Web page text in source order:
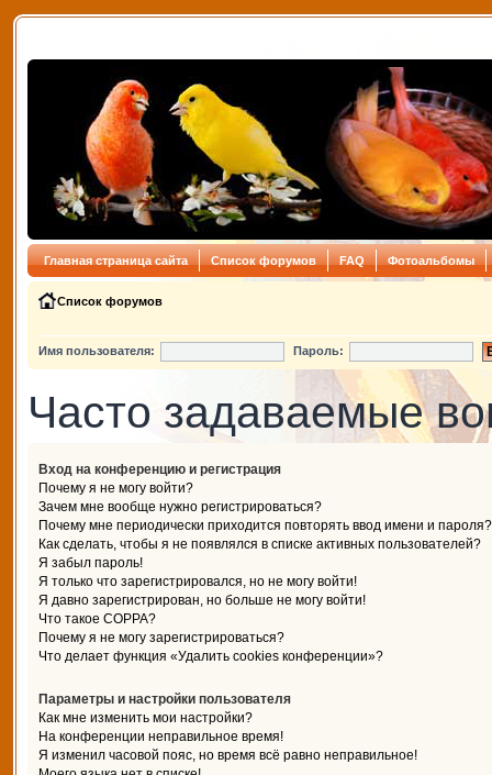
Главная страница сайта Список форумов FAQ Фотоальбомы
Список форумов
Имя пользователя: Пароль:
Часто задаваемые
Вход на конференцию и регистрация
Почему я не могу войти?
Зачем мне вообще нужно регистрироваться?
Почему мне периодически приходится повторять ввод имени и пароля?
Как сделать, чтобы я не появлялся в списке активных пользователей?
Я забыл пароль!
Я только что зарегистрировался, но не могу войти!
Я давно зарегистрирован, но больше не могу войти!
Что такое COPPA?
Почему я не могу зарегистрироваться?
Что делает функция «Удалить cookies конференции»?
Параметры и настройки пользователя
Как мне изменить мои настройки?
На конференции неправильное время!
Я изменил часовой пояс, но время всё равно неправильное!